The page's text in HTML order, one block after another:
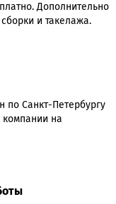
Дополнительно
и такелажа.
по Санкт-Петербургу
компании на